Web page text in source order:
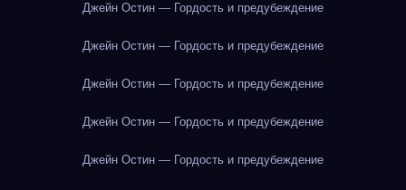
Джейн Остин — Гордость и предубеждение
Джейн Остин — Гордость и предубеждение
Джейн Остин — Гордость и предубеждение
Джейн Остин — Гордость и предубеждение
Джейн Остин — Гордость и предубеждение